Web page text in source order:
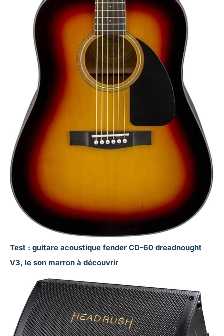
Test : guitare acoustique fender CD-60 dreadnought
V3, le son marron à découvrir